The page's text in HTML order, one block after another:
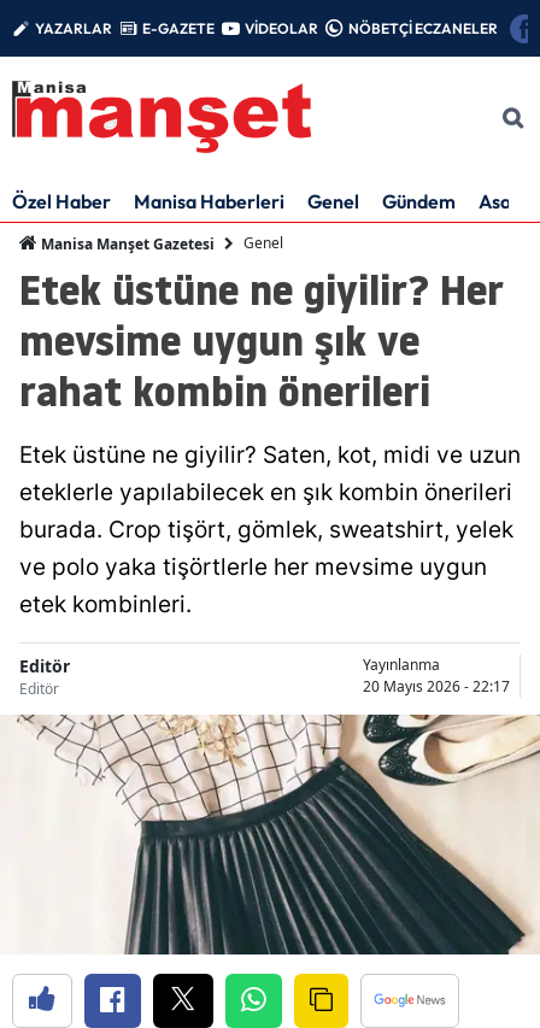
YAZARLAR E-GAZETE VİDEOLAR NÖBETÇİ ECZANELER
Özel Haber Manisa Haberleri Genel Gündem Asayiş
Manisa Manşet Gazetesi Genel
Etek üstüne ne giyilir? Her
mevsime uygun şık ve
rahat kombin önerileri
Etek üstüne ne giyilir? Saten, kot, midi ve uzun
eteklerle yapılabilecek en şık kombin önerileri
burada. Crop tişört, gömlek, sweatshirt, yelek
ve polo yaka tişörtlerle her mevsime uygun
etek kombinleri.
Editör
Editör
Yayınlanma
20 Mayıs 2026 - 22:17